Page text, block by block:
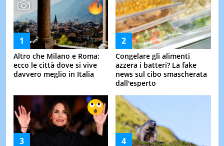
Altro che Milano e Roma:
ecco le città dove si vive
davvero meglio in Italia
Congelare gli alimenti
azzera i batteri? La fake
news sul cibo smascherata
dall'esperto